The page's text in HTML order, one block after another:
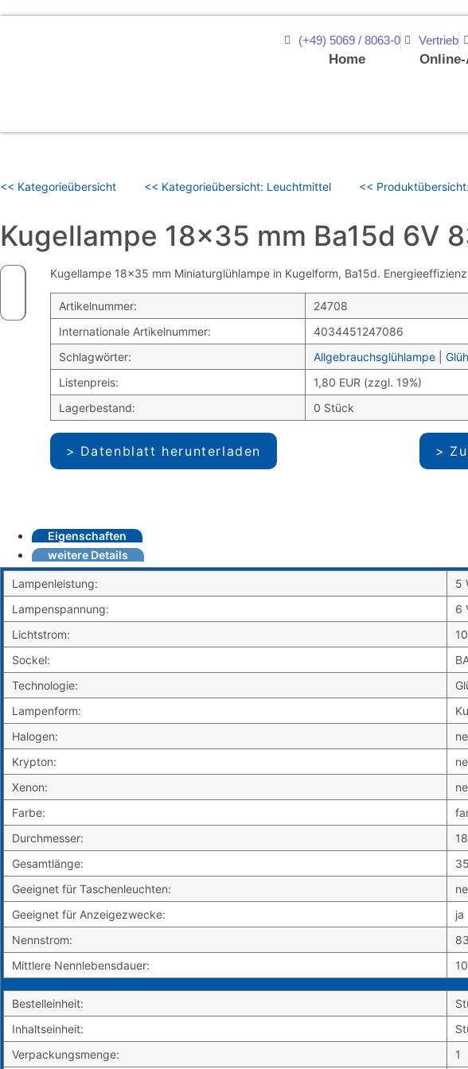
(+49) 5069 / 8063-0 Vertrieb
Home
<< Kategorieübersicht << Kategorieübersicht: Leuchtmittel <<
Kugellampe 18×35 mm Ba15d 6V
Kugellampe 18×35 mm Miniaturglühlampe in Kugelform, Ba15d.
Artikelnummer:
24708
Internationale Artikelnummer:
4034451247086
Schlagwörter:
Allgebrauchsglühlampe
Listenpreis:
1,80 EUR (zzgl. 19%)
Lagerbestand:
0 Stück
Datenblatt herunterladen
Eigenschaften
weitere Details
Lampenleistung:
5
Lampenspannung:
6
Lichtstrom:
Sockel:
Technologie:
Lampenform:
Halogen:
Krypton:
Xenon:
Farbe:
Durchmesser:
Gesamtlänge:
Geeignet für Taschenleuchten:
Geeignet für Anzeigezwecke:
ja
Nennstrom:
Mittlere Nennlebensdauer:
Bestelleinheit:
Inhaltseinheit:
Verpackungsmenge:
1